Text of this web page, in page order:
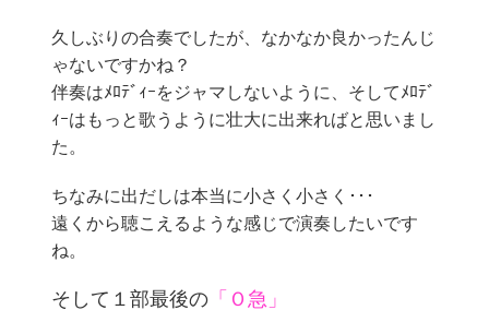
久しぶりの合奏でしたが、なかなか良かったんじ
ゃないですかね？
伴奏はﾒﾛﾃﾞｨｰをジャマしないように、そしてﾒﾛﾃﾞ
ｨｰはもっと歌うように壮大に出来ればと思いまし
た。
ちなみに出だしは本当に小さく小さく･･･
遠くから聴こえるような感じで演奏したいです
ね。
そして１部最後の「Ｏ急」